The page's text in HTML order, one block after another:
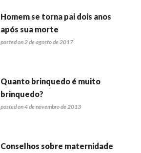
Homem se torna pai dois anos
após sua morte
posted on 2 de agosto de 2017
Quanto brinquedo é muito
brinquedo?
posted on 4 de novembro de 2013
Conselhos sobre maternidade